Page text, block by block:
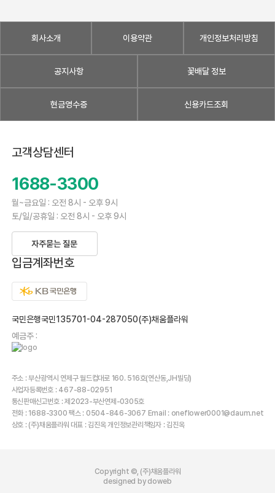
회사소개 이용약관 개인정보처리방침
공지사항 꽃배달 정보
현금영수증 신용카드조회
고객상담센터
1688-3300
월~금요일 : 오전 8시 - 오후 9시
토/일/공휴일 : 오전 8시 - 오후 9시
자주묻는 질문
입금계좌번호
국민은행국민135701-04-287050(주)채움플라워
예금주 :
주소 : 부산광역시 연제구 월드컵대로 160. 516호(연산동,JH빌딩)
사업자등록번호 : 467-88-02951
통신판매신고번호 : 제2023-부산연제-0305호
전화 : 1688-3300 팩스 : 0504-846-3067 Email : oneflower0001@daum.net
상호 : (주)채움플라워 대표 : 김진옥 개인정보관리책임자 : 김진옥
Copyright ©, (주)채움플라워
designed by doweb